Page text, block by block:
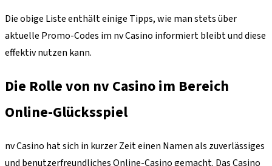
Die obige Liste enthält einige Tipps, wie man stets über
aktuelle Promo-Codes im nv Casino informiert bleibt und diese
effektiv nutzen kann.
Die Rolle von nv Casino im Bereich
Online-Glücksspiel
nv Casino hat sich in kurzer Zeit einen Namen als zuverlässiges
und benutzerfreundliches Online-Casino gemacht. Das Casino